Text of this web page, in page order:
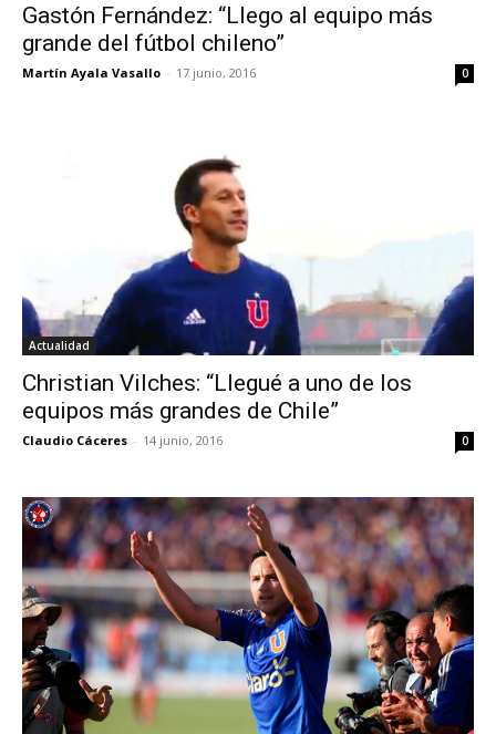
Gastón Fernández: “Llego al equipo más
grande del fútbol chileno”
Martín Ayala Vasallo - 17 junio, 2016 0
Actualidad
Christian Vilches: “Llegué a uno de los
equipos más grandes de Chile”
Claudio Cáceres - 14 junio, 2016 0